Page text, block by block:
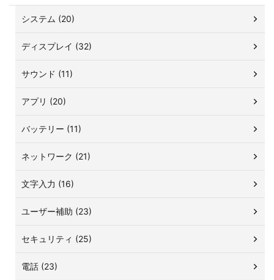
システム (20)
ディスプレイ (32)
サウンド (11)
アプリ (20)
バッテリー (11)
ネットワーク (21)
文字入力 (16)
ユーザー補助 (23)
セキュリティ (25)
電話 (23)